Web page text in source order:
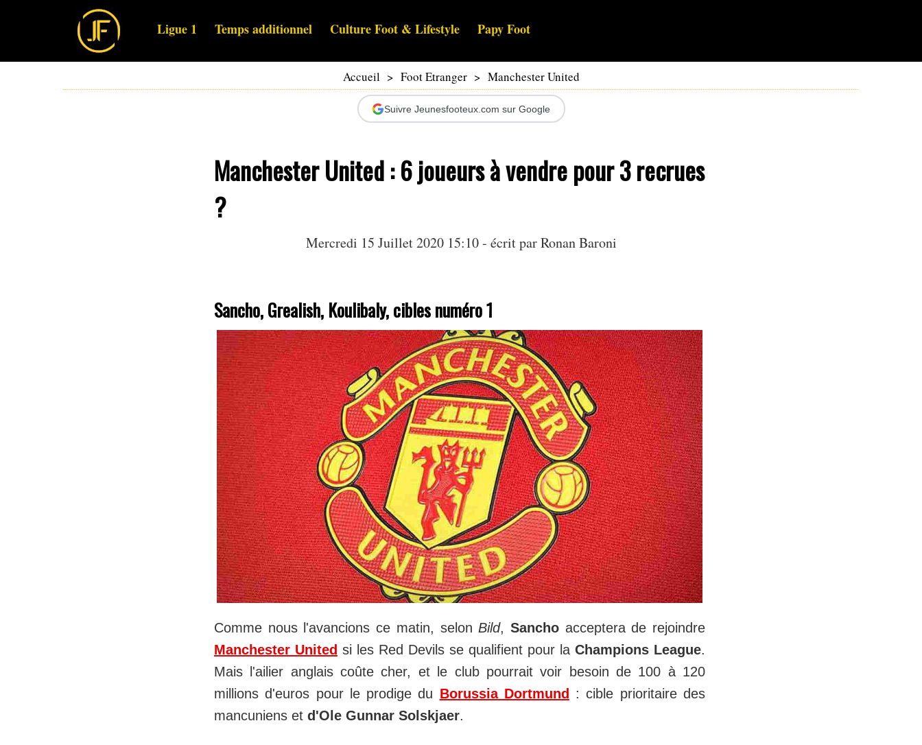
Ligue 1 Temps additionnel Culture Foot & Lifestyle Papy Foot
Accueil > Foot Etranger > Manchester United
Suivre Jeunesfooteux.com sur Google
Manchester United : 6 joueurs à vendre pour 3 recrues
?
Mercredi 15 Juillet 2020 15:10 - écrit parRonan Baroni
Sancho, Grealish, Koulibaly, cibles numéro 1
Comme nous l'avancions ce matin, selon Bild, Sanchoacceptera de rejoindre
Manchester United si les Red Devils se qualifient pour la Champions League.
Mais l'ailier anglais coûte cher, et le club pourrait voir besoin de 100 à 120
millions d'euros pour le prodige du Borussia Dortmund : cible prioritaire des
mancuniens et d'Ole Gunnar Solskjaer.